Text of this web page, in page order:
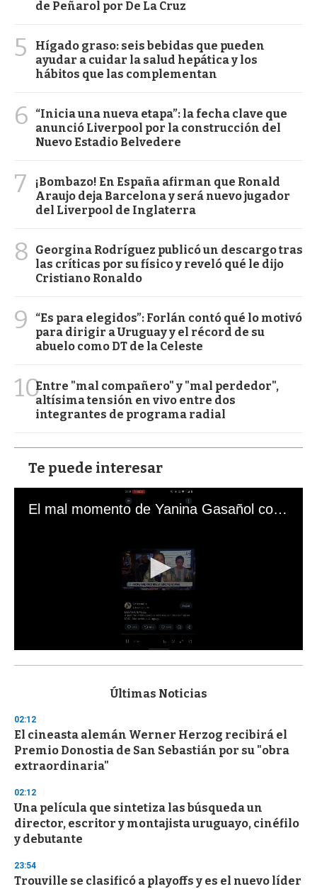
de Peñarol por De La Cruz
5
Hígado graso: seis bebidas que pueden
ayudar a cuidar la salud hepática y los
hábitos que las complementan
6
“Inicia una nueva etapa”: la fecha clave que
anunció Liverpool por la construcción del
Nuevo Estadio Belvedere
7
¡Bombazo! En España afirman que Ronald
Araujo deja Barcelona y será nuevo jugador
del Liverpool de Inglaterra
8
Georgina Rodríguez publicó un descargo tras
las críticas por su físico y reveló qué le dijo
Cristiano Ronaldo
9
“Es para elegidos”: Forlán contó qué lo motivó
para dirigir a Uruguay y el récord de su
abuelo como DT de la Celeste
10Entre "mal compañero" y "mal perdedor",
altísima tensión en vivo entre dos
integrantes de programa radial
Te puede interesar
El mal momento de Yanina Gasañol con un hincha argentino en "Subrayado"
s
d
s
o
f
3
s
e
c
o
n
d
Últimas Noticias
02:12
El cineasta alemán Werner Herzog recibirá el
Premio Donostia de San Sebastián por su "obra
extraordinaria"
02:12
Una película que sintetiza las búsqueda un
director, escritor y montajista uruguayo, cinéfilo
y debutante
23:54
Trouville se clasificó a playoffs y es el nuevo líder